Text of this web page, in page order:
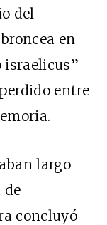
del
en
israelicus”
entre
largo
de
concluyó